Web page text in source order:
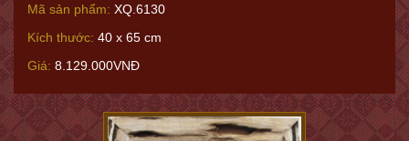
Mã sản phẩm: XQ.6130
Kích thước: 40 x 65 cm
Giá: 8.129.000VNĐ